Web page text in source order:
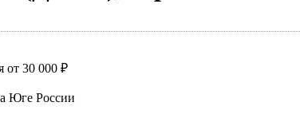
от 30 000 ₽
Юге России